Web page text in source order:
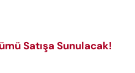
Satışa Sunulacak!